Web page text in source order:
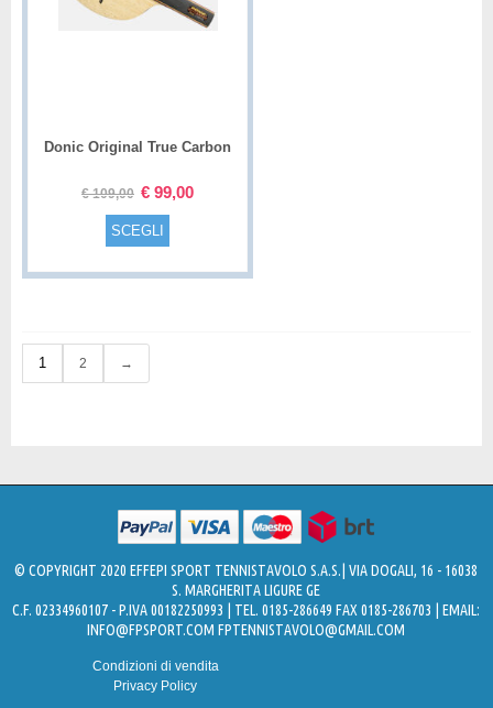
Donic Original True Carbon
€109,00 € 99,00
SCEGLI
1 2 →
© COPYRIGHT 2020 EFFEPI SPORT TENNISTAVOLO S.A.S.| VIA DOGALI, 16 - 16038
S. MARGHERITA LIGURE GE
C.F. 02334960107 - P.IVA 00182250993 | TEL. 0185-286649 FAX 0185-286703 | EMAIL:
INFO@FPSPORT.COM FPTENNISTAVOLO@GMAIL.COM
Condizioni di vendita
Privacy Policy